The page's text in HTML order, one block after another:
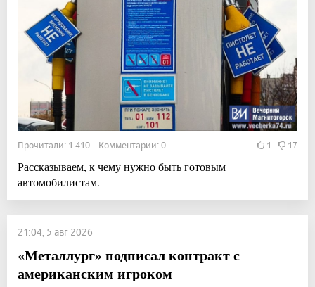
Прочитали: 1 410 Комментарии: 0 1 17
Рассказываем, к чему нужно быть готовым
автомобилистам.
21:04, 5 авг 2026
«Металлург» подписал контракт с
американским игроком